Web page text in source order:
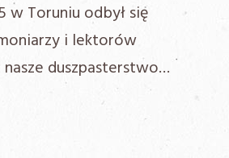
w Toruniu odbył się
i lektorów
duszpasterstwo…